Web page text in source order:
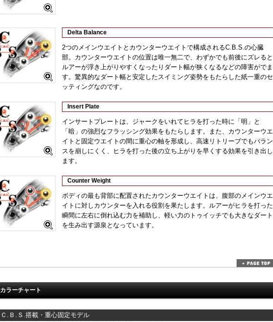
Delta Balance
2つのメインウエイトとカウンターウエイトで構成されるC.B.S.の心臓
部。カウンターウエイトの位置は唯一無二で、わずかでも前後にズレると
ルアーが浮き上がりやすくなったりダート幅が狭くなるなどの障害がでま
す。驚異的なダート幅と安定したスイミング姿勢をもたらした紙一重のセ
ッティングなのです。
Insert Plate
インサートプレートは、ジャークをいれてヒラを打った時に「明」と
「暗」の強烈なフラッシング効果をもたらします。また、カウンターウエ
イトと固定ウエイトの間に重心の軸を形成し、高速リトリーブでもバラン
スを崩しにくく、ヒラを打った後の立ち上がりを早くする効果を引き出し
ます。
Counter Weight
ボディの最も背部に配置されたカウンターウエイトは、腹部のメインウエ
イトに対しカウンターを入れる役割を果たします。ルアーがヒラを打った
瞬間に左右に倒れ込む力を補助し、軽い力のトゥイッチでも大きなダート
を生み出す源泉となっています。
カラーチャート
Ｃ.Ｂ.Ｓ.搭載・重心固定モデル